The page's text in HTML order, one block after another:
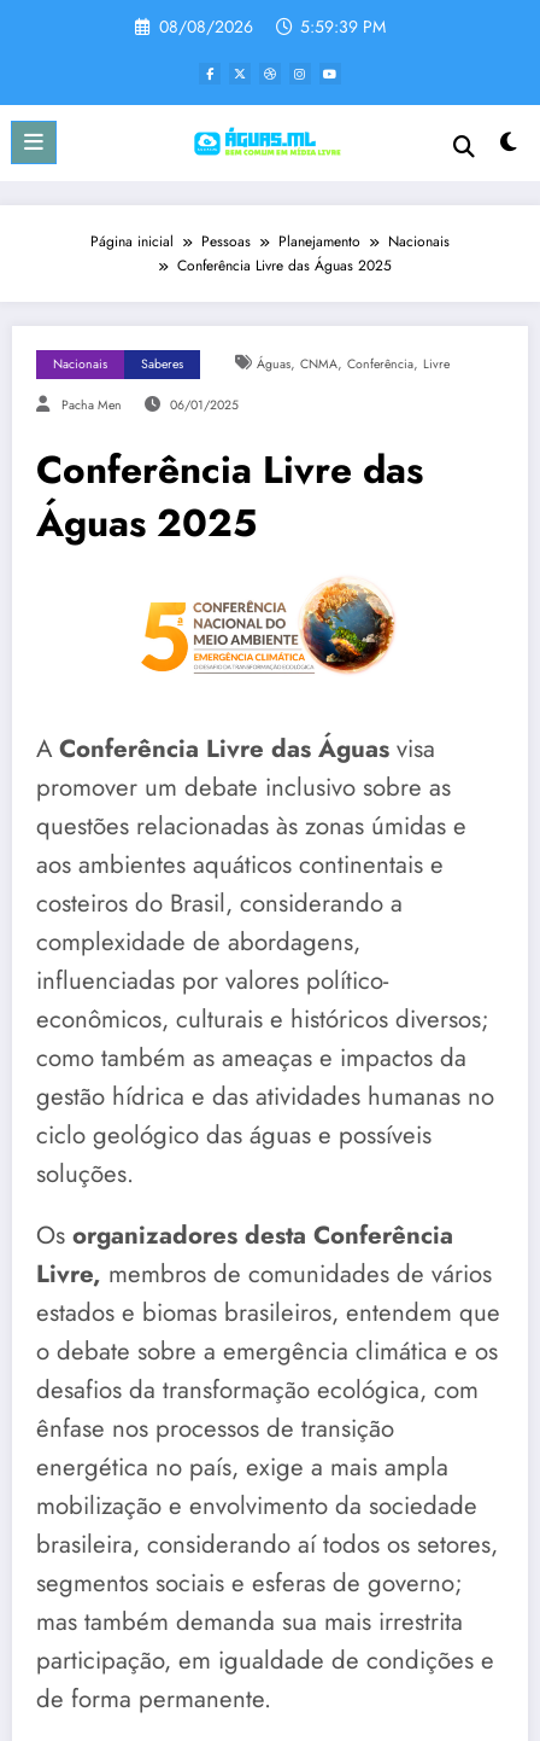
08/08/2026 5:59:39 PM
Página inicial Pessoas Planejamento
Nacionais
Conferência Livre das Águas 2025
Nacionais Saberes Águas, CNMA, Conferência, Livre
Pacha Men 06/01/2025
Conferência Livre das
Águas 2025
AConferência Livre das Águas visa
promover um debate inclusivo sobre as
questões relacionadas às zonas úmidas e
aos ambientes aquáticos continentais e
costeiros do Brasil, considerando a
complexidade de abordagens,
influenciadas por valores político-
econômicos, culturais e históricos diversos;
como também as ameaças e impactos da
gestão hídrica e das atividades humanas no
ciclo geológico das águas e possíveis
soluções.
Os organizadores desta Conferência
Livre, membros de comunidades de vários
estados e biomas brasileiros, entendem que
o debate sobre a emergência climática e os
desafios da transformação ecológica, com
ênfase nos processos de transição
energética no país, exige a mais ampla
mobilização e envolvimento da sociedade
brasileira, considerando aí todos os setores,
segmentos sociais e esferas de governo;
mas também demanda sua mais irrestrita
participação, em igualdade de condições e
de forma permanente.